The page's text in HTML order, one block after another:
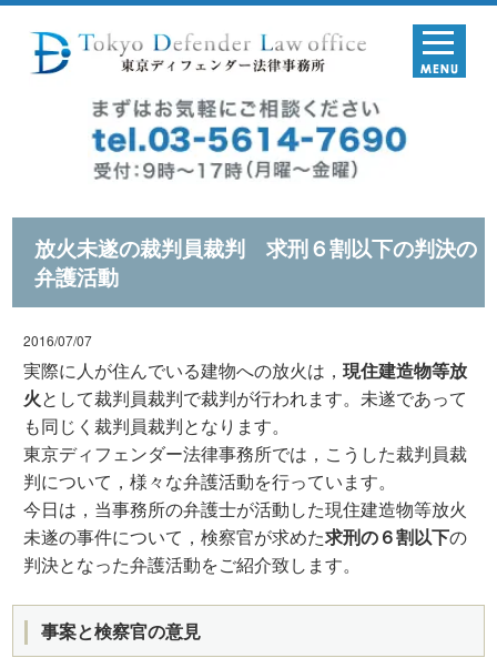
放火未遂の裁判員裁判 求刑６割以下の判決の
弁護活動
2016/07/07
実際に人が住んでいる建物への放火は，現住建造物等放
火として裁判員裁判で裁判が行われます。未遂であって
も同じく裁判員裁判となります。
東京ディフェンダー法律事務所では，こうした裁判員裁
判について，様々な弁護活動を行っています。
今日は，当事務所の弁護士が活動した現住建造物等放火
未遂の事件について，検察官が求めた求刑の６割以下の
判決となった弁護活動をご紹介致します。
事案と検察官の意見